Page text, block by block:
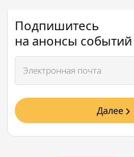
Подпишитесь
на анонсы событий
Далее